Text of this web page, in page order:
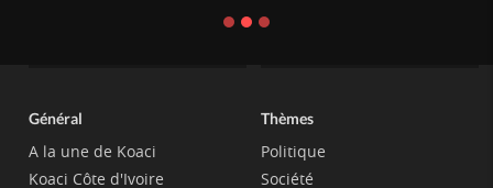
Général
A la une de Koaci
Koaci Côte d'Ivoire
Thèmes
Politique
Société